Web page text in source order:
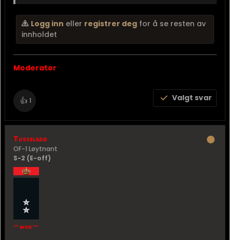
Logg inn eller registrer deg for å se resten av
innholdet
Moderator
👍 1 Valgt svar
Tusseladd
OF-1 Løytnant
S-2 (E-off)
** MOD **